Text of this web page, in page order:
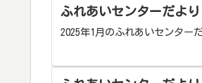
ふれあいセンターだよ
2025年1月のふれあいセンター